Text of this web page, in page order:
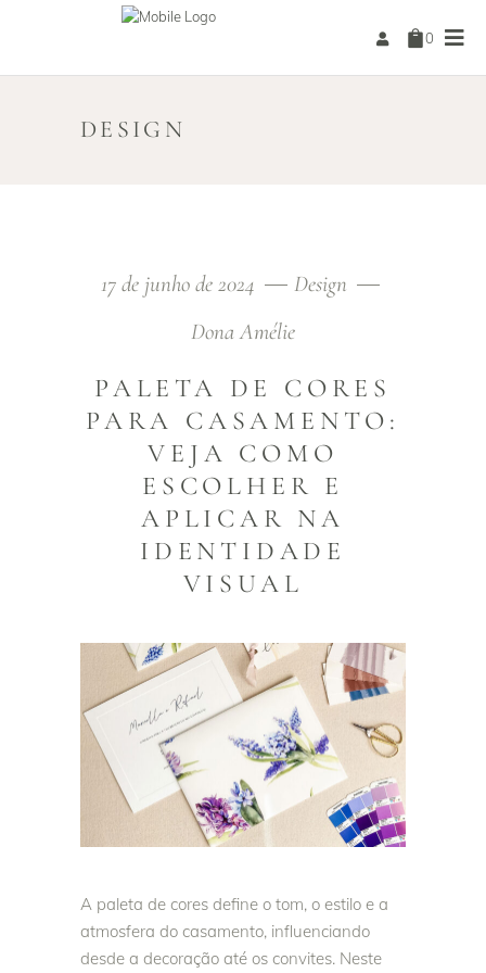
0
DESIGN
17 de junho de 2024
Design
Dona Amélie
PALETA DE CORES
PARA CASAMENTO:
VEJA COMO
ESCOLHER E
APLICAR NA
IDENTIDADE
VISUAL
A paleta de cores define o tom, o estilo e a
atmosfera do casamento, influenciando
desde a decoração até os convites. Neste